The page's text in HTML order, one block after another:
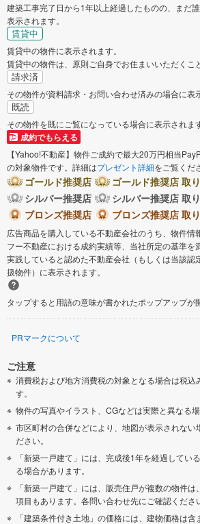
建築工事完了日から1年以上経過したものの、まだ
表示されます。
賃貸中
賃貸中の物件に表示されます。
賃貸中の物件は、原則ご自身でお住まいいただくこ
請求済
その物件が資料請求・お問い合わせ済みの場合に表
既読
その物件を既にご覧になっている場合に表示されます
成約でもらえる
【Yahoo!不動産】物件ご成約で最大20万円相当
の対象物件です。詳細はプレゼント詳細をご覧くだ
ゴールド推奨店
ゴールド推奨店 取
シルバー推奨店
シルバー推奨店 取
ブロンズ推奨店
ブロンズ推奨店 取
広告商品を購入している不動産会社のうち、物件情
フー不動産における成約実績等、当社所定の基準を
実践していると認めた不動産会社（もしくは当該認
扱物件）に表示されます。
タップすると用語の意味が書かれたポップアップが
PRマークについて
ご注意
消費税および地方消費税の対象となる場合は税込
す。
物件の写真やイラスト、CGなどは実際と異なる場
市区町村の合併などにより、地図が表示されない
ださい。
「新築一戸建て」には、完成後1年を経過してい
る場合があります。
「新築一戸建て」には、販売住戸が複数の物件
項目もあります。各問い合わせ先にご確認くださ
「建築条件付き土地」の価格には、建物価格は含